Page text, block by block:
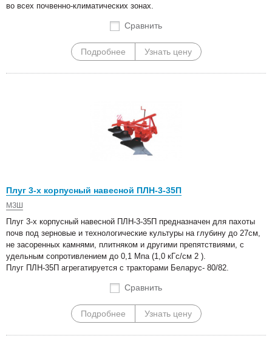
во всех почвенно-климатических зонах.
Сравнить
Подробнее Узнать цену
Плуг 3-х корпусный навесной ПЛН-3-35П
МЗШ
Плуг 3-х корпусный навесной ПЛН-3-35П предназначен для пахоты
почв под зерновые и технологические культуры на глубину до 27см,
не засоренных камнями, плитняком и другими препятствиями, с
удельным сопротивлением до 0,1 Мпа (1,0 кГс/см 2 ).
Плуг ПЛН-35П агрегатируется с тракторами Беларус- 80/82.
Сравнить
Подробнее Узнать цену